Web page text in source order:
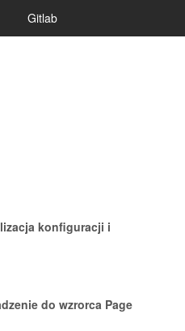
konfiguracji i
do wzrorca Page
Gitlab